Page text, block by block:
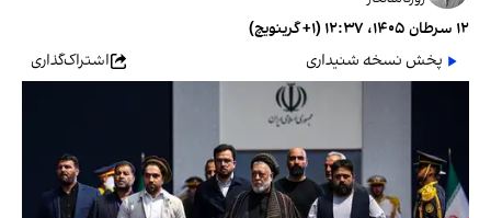
۱۲ سرطان ۱۴۰۵، ۱۲:۳۷ (‎+۱ گرینویچ)
پخش نسخه شنیداری
اشتراک‌گذاری